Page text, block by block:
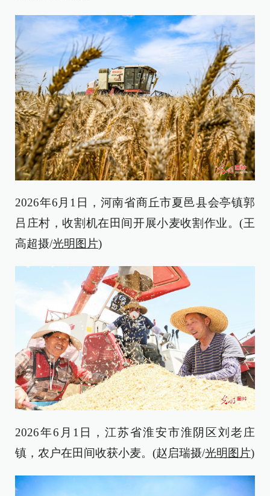
2026年6月1日，河南省商丘市夏邑县会亭镇郭
吕庄村，收割机在田间开展小麦收割作业。(王
高超摄/光明图片)
2026年6月1日，江苏省淮安市淮阴区刘老庄
镇，农户在田间收获小麦。(赵启瑞摄/光明图片)